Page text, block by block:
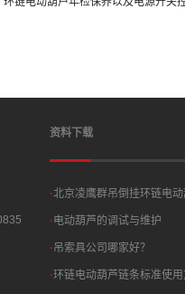
资料下载
·北京凌鹰群吊倒挂环链电
·电动葫芦的调试与维护
·吊索具公司哪家好？
·环链电动葫芦链条标准使